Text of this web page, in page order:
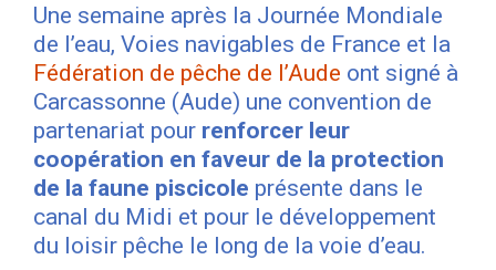
Une semaine après la Journée Mondiale
de l’eau, Voies navigables de France et la
Fédération de pêche de l’Aude ont signé à
Carcassonne (Aude) une convention de
partenariat pour renforcer leur
coopération en faveur de la protection
de la faune piscicole présente dans le
canal du Midi et pour le développement
du loisir pêche le long de la voie d’eau.